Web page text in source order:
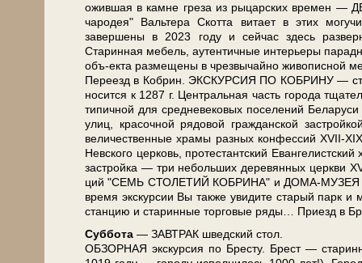
ожившая в кам­не греза из ры­цар­ских вре­мен —
чародея" Вальтера Скотта витает в этих
завершены в 2023 го­ду и сей­час здесь
Старинная ме­бель, аутентичные ин­те­рье­ры
объ-екта раз­ме­ще­ны в чрез­вы­чай­но жи­во­пис­ной
Пе­ре­езд в Ко­брин. ЭКСКУРСИЯ ПО КОБРИНУ —
но­сит­ся к 1287 г. Центральная часть го­ро­да
ти­пич­ной для сред­не­ве­ко­вых по­се­ле­ний
улиц, кра­соч­ной ря­до­вой граж­дан­ской
величественные хра­мы раз­ных кон­фес­сий XVII-
Нев­ско­го цер­ковь, про­те­стант­ский
за­строй­ка — три не­боль­ших де­ре­вян­ных церк­ви
ций "СЕМЬ СТОЛЕТИЙ КОБРИНА" и ДОМА-МУЗЕЯ А.
вре­мя экс­кур­сии Вы так­же уви­ди­те ста­рый парк
стан­цию и ста­рин­ные тор­го­вые ря­ды… При­езд в
Суб­бо­та — ЗАВ­ТРАК швед­ский стол.
ОБЗОРНАЯ экскурсия по Бре­сту. Брест —